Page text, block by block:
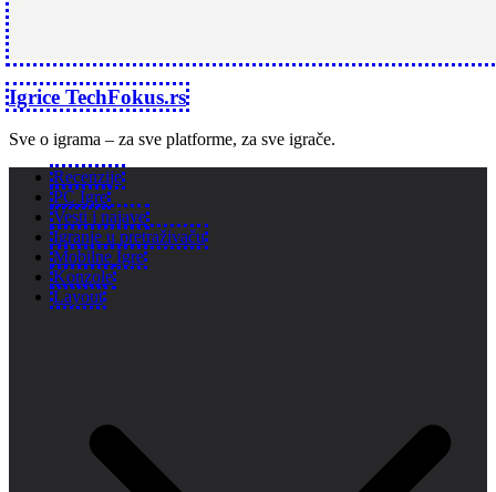
Igrice TechFokus.rs
Sve o igrama – za sve platforme, za sve igrače.
Recenzije
PC Igre
Vesti i najave
Igranje u pretraživaču
Mobilne Igre
Konzole
Layout